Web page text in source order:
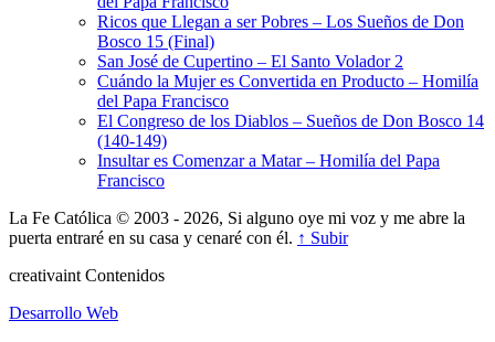
Ricos que Llegan a ser Pobres – Los Sueños de Don
Bosco 15 (Final)
San José de Cupertino – El Santo Volador 2
Cuándo la Mujer es Convertida en Producto – Homilía
del Papa Francisco
El Congreso de los Diablos – Sueños de Don Bosco 14
(140-149)
Insultar es Comenzar a Matar – Homilía del Papa
Francisco
La Fe Católica © 2003 - 2026, Si alguno oye mi voz y me abre la
puerta entraré en su casa y cenaré con él. ↑ Subir
creativaint Contenidos
Desarrollo Web